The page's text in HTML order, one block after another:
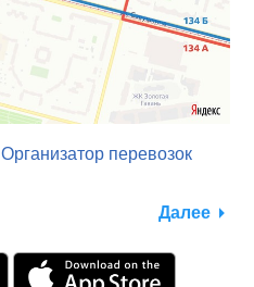
Организатор перевозок
Далее